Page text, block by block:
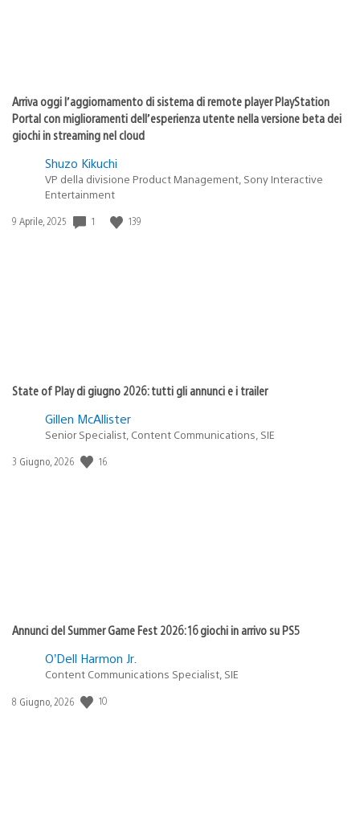
Arriva oggi l’aggiornamento di sistema di remote player PlayStation
Portal con miglioramenti dell’esperienza utente nella versione beta dei
giochi in streaming nel cloud
Shuzo Kikuchi
VP della divisione Product Management, Sony Interactive
Entertainment
Data
9 Aprile, 2025 1 139
State of Play di giugno 2026: tutti gli annunci e i trailer
Gillen McAllister
Senior Specialist, Content Communications, SIE
Data
3 Giugno, 2026 16
Annunci del Summer Game Fest 2026: 16 giochi in arrivo su PS5
O’Dell Harmon Jr.
Content Communications Specialist, SIE
Data
8 Giugno, 2026 10